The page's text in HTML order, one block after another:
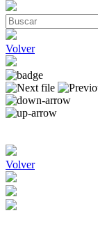
Volver
Volver